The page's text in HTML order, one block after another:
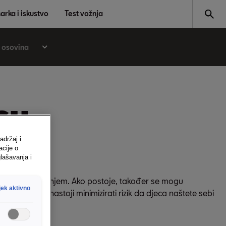
i iskustvo Test vožnja
osovina
namještanjem. Ako postoje, također se mogu
Time se nastoji minimizirati rizik da djeca naštete sebi
i
o
i
aktivno